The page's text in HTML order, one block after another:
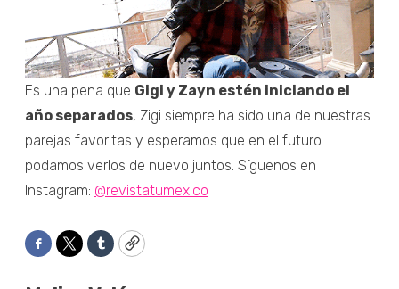
Es una pena que Gigi y Zayn estén iniciando el
año separados, Zigi siempre ha sido una de nuestras
parejas favoritas y esperamos que en el futuro
podamos verlos de nuevo juntos. Síguenos en
Instagram: @revistatumexico
Facebook
TwitterTumblrCopy